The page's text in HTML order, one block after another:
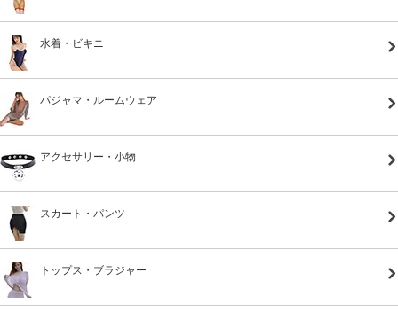
水着・ビキニ
パジャマ・ルームウェア
アクセサリー・小物
スカート・パンツ
トップス・ブラジャー